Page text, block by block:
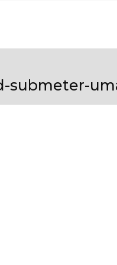
submeter-